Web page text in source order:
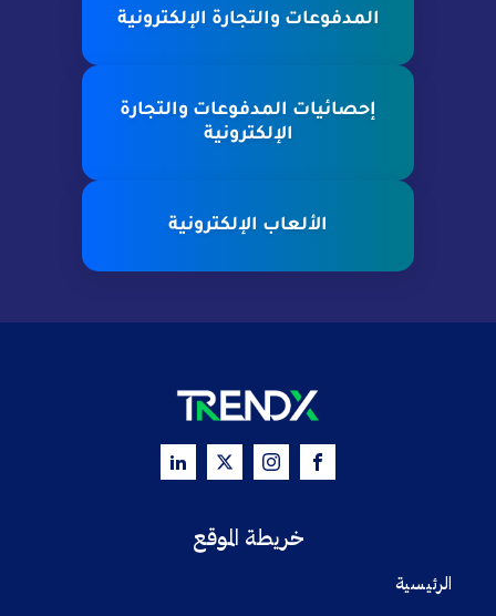
المدفوعات والتجارة الإلكترونية
إحصائيات المدفوعات والتجارة
الإلكترونية
الألعاب الإلكترونية
خريطة الموقع
الرئيسية